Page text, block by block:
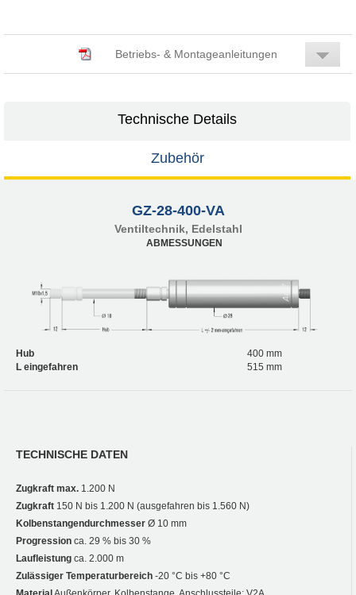
Betriebs- & Montageanleitungen
Technische Details
Zubehör
GZ-28-400-VA
Ventiltechnik, Edelstahl
ABMESSUNGEN
Hub
400 mm
L eingefahren
515 mm
TECHNISCHE DATEN
Zugkraft max. 1.200 N
Zugkraft 150 N bis 1.200 N (ausgefahren bis 1.560 N)
Kolbenstangendurchmesser Ø 10 mm
Progression ca. 29 % bis 30 %
Laufleistung ca. 2.000 m
Zulässiger Temperaturbereich -20 °C bis +80 °C